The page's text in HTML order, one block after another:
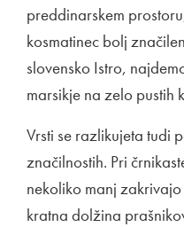
preddinarskem
kosmatinec bolj
slovensko Istro,
marsikje na zelo pustih
Vrsti se razlikujeta tudi
značilnostih. Pri
nekoliko manj
kratna dolžina